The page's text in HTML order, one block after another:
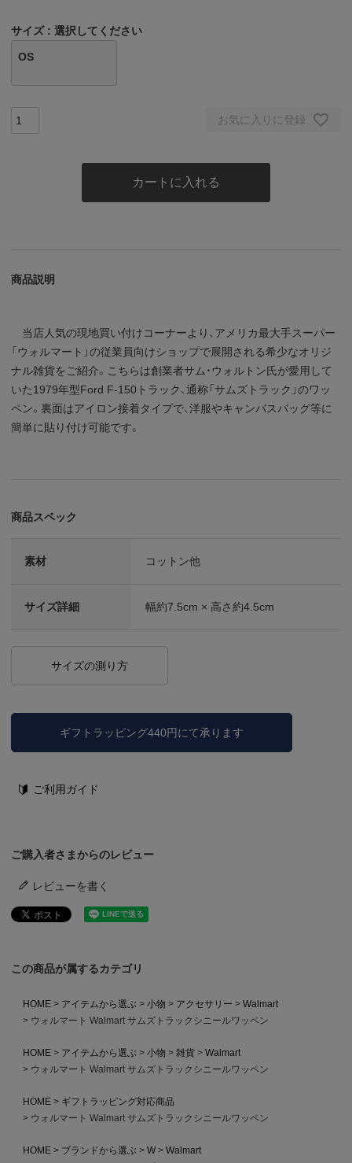
サイズ 選択してください
OS
お気に入りに登録
カートに入れる
商品説明
当店人気の現地買い付けコーナーより、アメリカ最大手スーパー
「ウォルマート」の従業員向けショップで展開される希少なオリジ
ナル雑貨をご紹介。こちらは創業者サム・ウォルトン氏が愛用して
いた1979年型Ford F-150トラック、通称「サムズトラック」のワッ
ペン。裏面はアイロン接着タイプで、洋服やキャンバスバッグ等に
簡単に貼り付け可能です。
商品スペック
素材 コットン他
サイズ詳細 幅約7.5cm × 高さ約4.5cm
サイズの測り方
ギフトラッピング440円にて承ります
ご利用ガイド
ご購入者さまからのレビュー
レビューを書く
この商品が属するカテゴリ
HOME アイテムから選ぶ 小物 アクセサリー
Walmart
ウォルマート Walmart サムズトラックシニールワッペン
HOME アイテムから選ぶ 小物 雑貨
Walmart
ウォルマート Walmart サムズトラックシニールワッペン
HOME
ギフトラッピング対応商品
ウォルマート Walmart サムズトラックシニールワッペン
HOME ブランドから選ぶ W
Walmart